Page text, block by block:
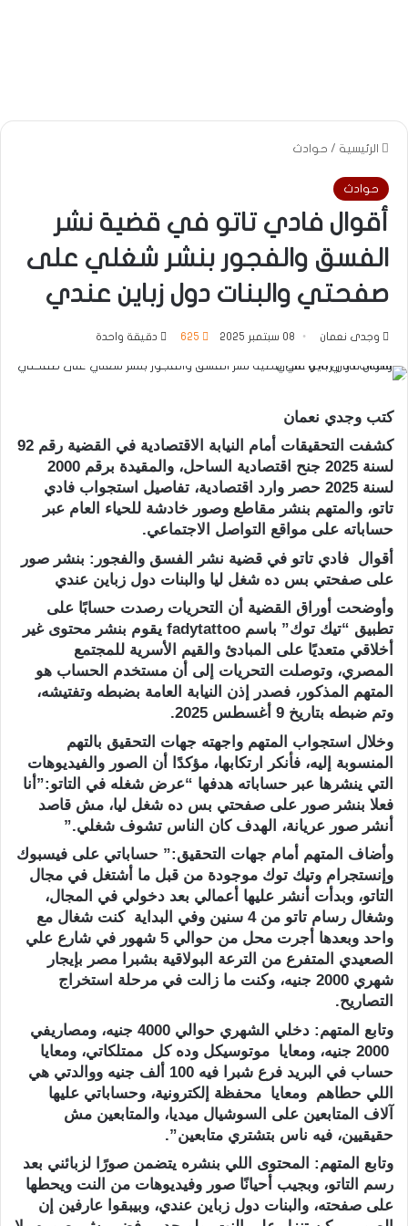
الرئيسية / حوادث
حوادث
أقوال فادي تاتو في قضية نشر
الفسق والفجور بنشر شغلي على
صفحتي والبنات دول زباين عندي
وجدى نعمان 08 سبتمبر 2025 625 دقيقة واحدة
كتب وجدي نعمان
كشفت التحقيقات أمام النيابة الاقتصادية في القضية رقم 92
لسنة 2025 جنح اقتصادية الساحل، والمقيدة برقم 2000
لسنة 2025 حصر وارد اقتصادية، تفاصيل استجواب فادي
تاتو، والمتهم بنشر مقاطع وصور خادشة للحياء العام عبر
حساباته على مواقع التواصل الاجتماعي.
أقوال فادي تاتو في قضية نشر الفسق والفجور: بنشر صور
على صفحتي بس ده شغل ليا والبنات دول زباين عندي
وأوضحت أوراق القضية أن التحريات رصدت حسابًا على
تطبيق “تيك توك” باسم fadytattoo يقوم بنشر محتوى غير
أخلاقي متعديًا على المبادئ والقيم الأسرية للمجتمع
المصري، وتوصلت التحريات إلى أن مستخدم الحساب هو
المتهم المذكور، فصدر إذن النيابة العامة بضبطه وتفتيشه،
وتم ضبطه بتاريخ 9 أغسطس 2025.
وخلال استجواب المتهم واجهته جهات التحقيق بالتهم
المنسوبة إليه، فأنكر ارتكابها، مؤكدًا أن الصور والفيديوهات
التي ينشرها عبر حساباته هدفها “عرض شغله في التاتو:”أنا
فعلا بنشر صور على صفحتي بس ده شغل ليا، مش قاصد
أنشر صور عريانة، الهدف كان الناس تشوف شغلي.”
وأضاف المتهم أمام جهات التحقيق:” حساباتي على فيسبوك
وإنستجرام وتيك توك موجودة من قبل ما أشتغل في مجال
التاتو، وبدأت أنشر عليها أعمالي بعد دخولي في المجال،
وشغال رسام تاتو من 4 سنين وفي البداية كنت شغال مع
واحد وبعدها أجرت محل من حوالي 5 شهور في شارع علي
الصعيدي المتفرع من الترعة البولاقية بشبرا مصر بإيجار
شهري 2000 جنيه، وكنت ما زالت في مرحلة استخراج
التصاريح.
وتابع المتهم: دخلي الشهري حوالي 4000 جنيه، ومصاريفي
2000 جنيه، ومعايا موتوسيكل وده كل ممتلكاتي، ومعايا
حساب في البريد فرع شبرا فيه 100 ألف جنيه ووالدتي هي
اللي حطاهم ومعايا محفظة إلكترونية، وحساباتي عليها
آلاف المتابعين على السوشيال ميديا، والمتابعين مش
حقيقيين، فيه ناس بتشتري متابعين”.
وتابع المتهم: المحتوى اللي بنشره يتضمن صورًا لزبائني بعد
رسم التاتو، وبجيب أحيانًا صور وفيديوهات من النت ويحطها
على صفحته، والبنات دول زباين عندي، وبيبقوا عارفين إن